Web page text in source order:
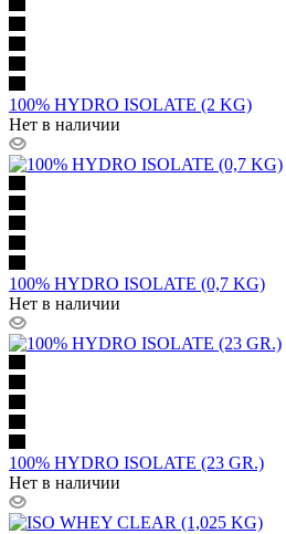
100% HYDRO ISOLATE (2 KG)
Нет в наличии
100% HYDRO ISOLATE (0,7 KG)
Нет в наличии
100% HYDRO ISOLATE (23 GR.)
Нет в наличии